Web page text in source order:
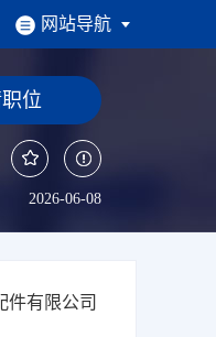
网站导航
掌上求职
位
2026-06-08
件有限公司